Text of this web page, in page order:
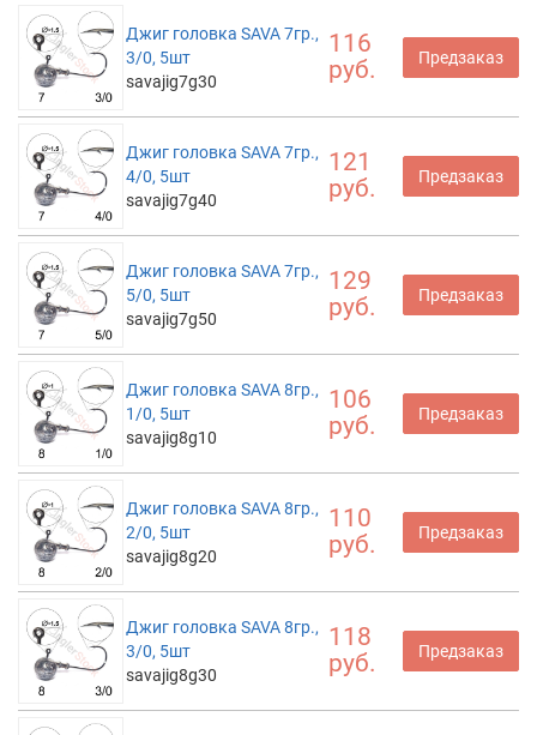
Джиг головка SAVA 7гр.,
3/0, 5шт
savajig7g30
116
руб.
Предзаказ
Джиг головка SAVA 7гр.,
4/0, 5шт
savajig7g40
121
руб.
Предзаказ
Джиг головка SAVA 7гр.,
5/0, 5шт
savajig7g50
129
руб.
Предзаказ
Джиг головка SAVA 8гр.,
1/0, 5шт
savajig8g10
106
руб.
Предзаказ
Джиг головка SAVA 8гр.,
2/0, 5шт
savajig8g20
110
руб.
Предзаказ
Джиг головка SAVA 8гр.,
3/0, 5шт
savajig8g30
118
руб.
Предзаказ